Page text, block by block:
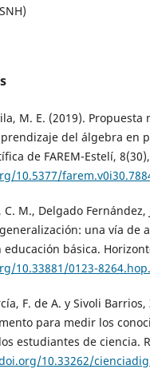
M. E. (2019).
del álgebra en
de FAREM-Estelí,
10.5377/
M., Delgado Fernández,
una vía de
básica.
10.33881/0123-
F. de A. y Sivoli
para medir los
estudiantes de ciencia.
10.33262/